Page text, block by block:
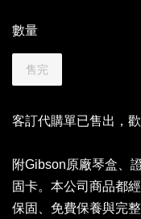
數量
售完
客訂代購單已售出，歡
附Gibson原廠琴盒、
固卡。本公司商品都
保固、免費保養與完